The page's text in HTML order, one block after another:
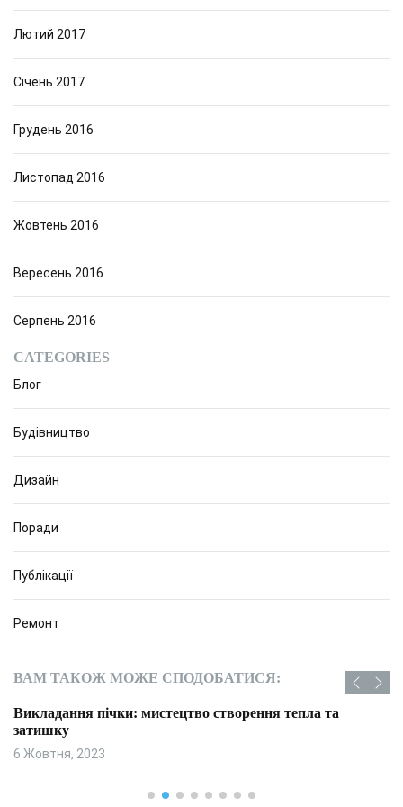
Лютий 2017
Січень 2017
Грудень 2016
Листопад 2016
Жовтень 2016
Вересень 2016
Серпень 2016
CATEGORIES
Блог
Будівництво
Дизайн
Поради
Публікації
Ремонт
ВАМ ТАКОЖ МОЖЕ СПОДОБАТИСЯ:
Викладання пічки: мистецтво створення тепла та
затишку
6 Жовтня, 2023